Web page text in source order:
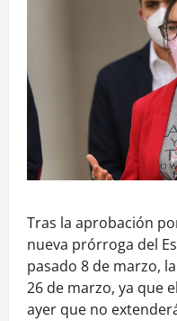
Tras la aprobación
nueva prórroga del
pasado 8 de marzo,
26 de marzo, ya que
ayer que no